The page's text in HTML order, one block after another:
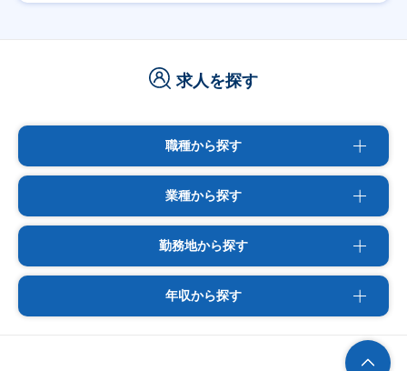
求人を探す
職種から探す
業種から探す
勤務地から探す
年収から探す